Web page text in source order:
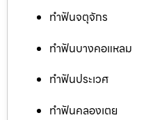
ทำฟันจตุจักร
ทำฟันบางคอแหลม
ทำฟันประเวศ
ทำฟันคลองเตย